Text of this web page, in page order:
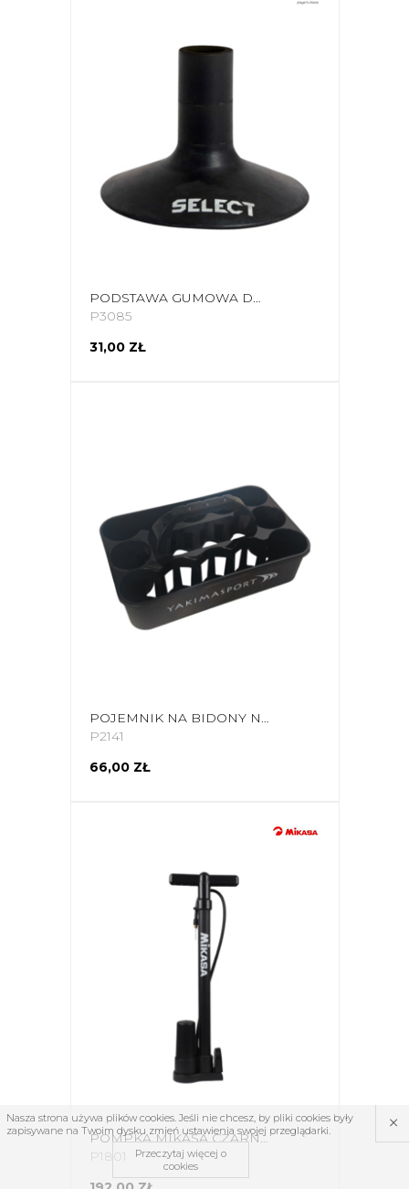
PODSTAWA GUMOWA DO TYCZKI SELECT CZARNA 800005
P3085
31,00 ZŁ
POJEMNIK NA BIDONY NA 12 SZT. YAKIMA CZARNY 100829
P2141
66,00 ZŁ
POMPKA MIKASA CZARNA AP300-BK
P1801
Nasza strona używa plików cookies. Jeśli nie chcesz, by pliki cookies były
zapisywane na Twoim dysku zmień ustawienia swojej przeglądarki.
×
Przeczytaj więcej o
cookies